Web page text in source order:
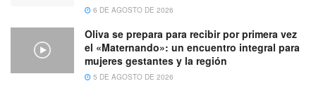
6 DE AGOSTO DE 2026
Oliva se prepara para recibir por primera vez
el «Maternando»: un encuentro integral para
mujeres gestantes y la región
5 DE AGOSTO DE 2026